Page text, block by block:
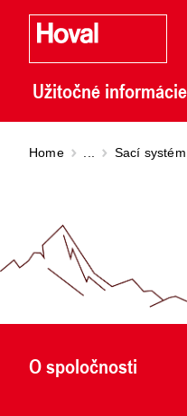
Užitočné informácie
Home Sací
O spoločnosti